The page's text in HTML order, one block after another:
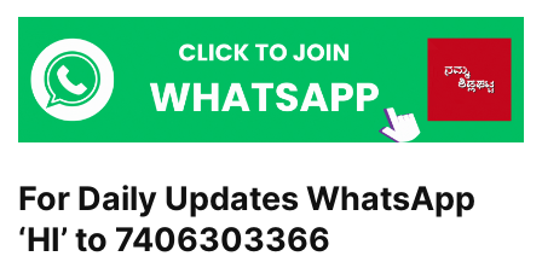
For Daily Updates WhatsApp
‘HI’ to 7406303366